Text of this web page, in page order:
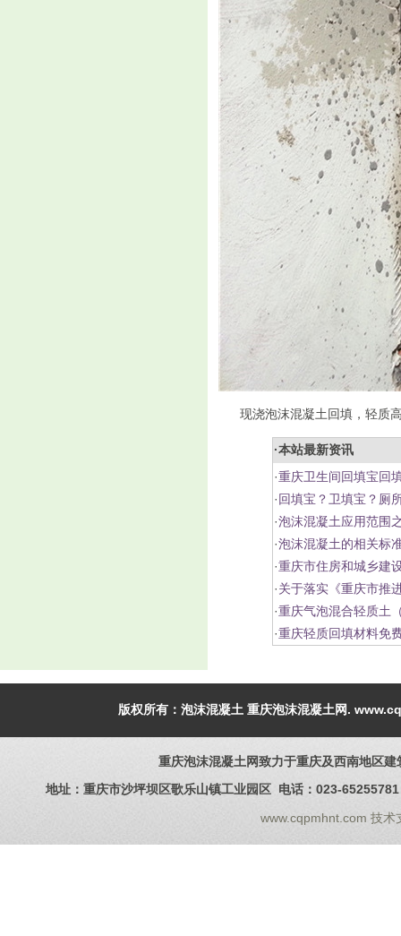
现浇泡沫混凝土回填，轻质高
·本站最新资讯
·重庆卫生间回填宝回
·回填宝？卫填宝？厕
·泡沫混凝土应用范围
·泡沫混凝土的相关标
·重庆市住房和城乡建
·关于落实《重庆市推
·重庆气泡混合轻质土
·重庆轻质回填材料免
版权所有：泡沫混凝土 重庆泡沫混凝土网.
重庆泡沫混凝土网致力于重庆及西南地区
地址：重庆市沙坪坝区歌乐山镇工业园区 电话：023-
www.cqpmhnt.com 技术